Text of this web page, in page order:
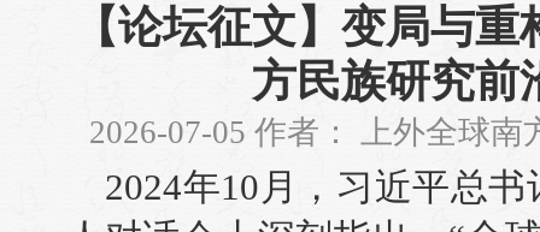
【论坛征文】变局与
方民族研究前
2026-07-05 作者： 上外全球
2024年10月，习近平总